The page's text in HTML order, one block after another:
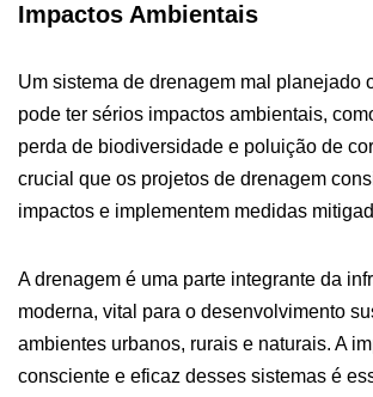
Impactos Ambientais
Um sistema de drenagem mal planejado
pode ter sérios impactos ambientais,
perda de biodiversidade e poluição de
crucial que os projetos de drenagem
impactos e implementem medidas
A drenagem é uma parte integrante da
moderna, vital para o desenvolvimento
ambientes urbanos, rurais e naturais. A
consciente e eficaz desses sistemas é